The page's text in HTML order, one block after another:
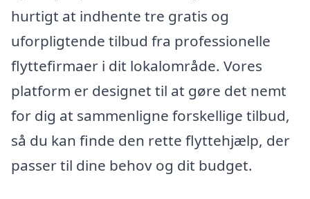
hurtigt at indhente tre gratis og
uforpligtende tilbud fra professionelle
flyttefirmaer i dit lokalområde. Vores
platform er designet til at gøre det nemt
for dig at sammenligne forskellige tilbud,
så du kan finde den rette flyttehjælp, der
passer til dine behov og dit budget.